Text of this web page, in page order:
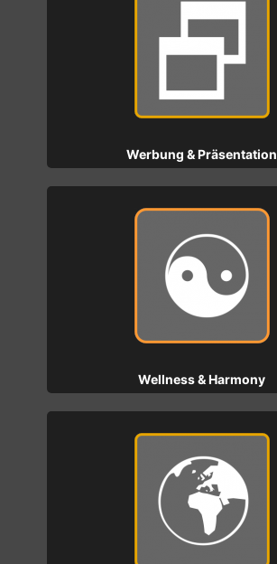
Werbung & Präsentation
Wellness & Harmony